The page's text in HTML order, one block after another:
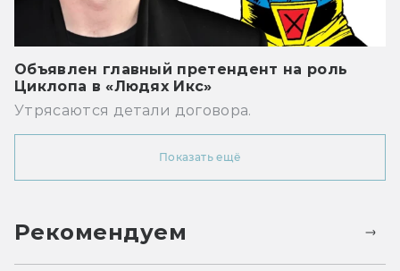
Объявлен главный претендент на роль
Циклопа в «Людях Икс»
Утрясаются детали договора.
Показать ещё
Рекомендуем